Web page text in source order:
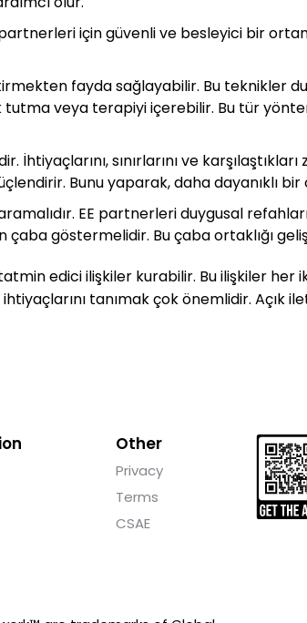
için güvenli ve besleyici bir
fayda sağlayabilir. Bu teknikler
tutma veya terapiyi içerebilir. Bu tür
sınırlarını ve karşılaştıkları
Bunu yaparak, daha dayanıklı
EE partnerleri duygusal
göstermelidir. Bu çaba ortaklığı
edici ilişkiler kurabilir. Bu ilişkiler her
tanımak çok önemlidir. Açık
Other
Privacy
Terms
CSAE